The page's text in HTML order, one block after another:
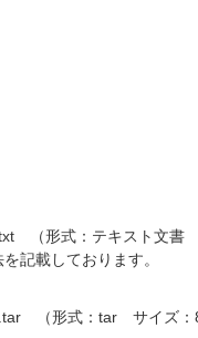
（形式：テキスト文書
記載しております。
（形式：tar サイズ：